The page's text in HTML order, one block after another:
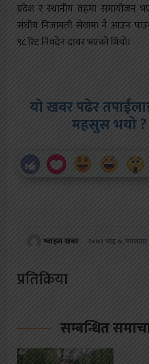
प्रदेश र स्थानीय तहमा समायोजन
संघीय निजामती सेवामा नै आउन
९८ रिट निवदेन दायर भएको थियो।
यो खबर पढेर
महसुस भयो ?
भ्वाइस खबर २०७९ भाद्र ७,
प्रतिक्रिया
सम्बन्धित